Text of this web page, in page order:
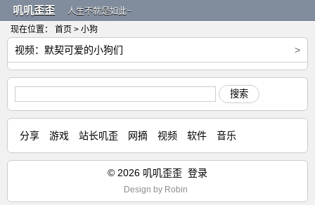
叽叽歪歪
人生不就是如此~
现在位置： 首页 > 小狗
>
视频：默契可爱的小狗们
搜索
分享 游戏 站长叽歪 网摘 视频 软件 音乐
© 2026 叽叽歪歪 登录
Design by Robin